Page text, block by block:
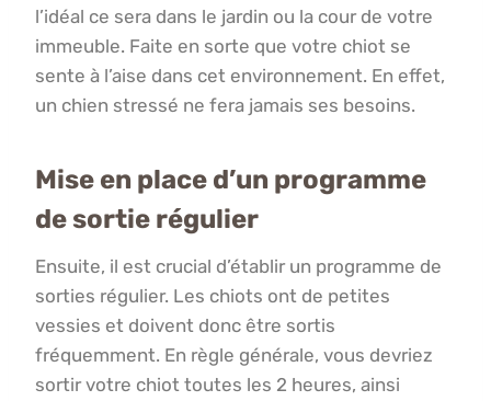
l’idéal ce sera dans le jardin ou la cour de votre
immeuble. Faite en sorte que votre chiot se
sente à l’aise dans cet environnement. En effet,
un chien stressé ne fera jamais ses besoins.
Mise en place d’un programme
de sortie régulier
Ensuite, il est crucial d’établir un programme de
sorties régulier. Les chiots ont de petites
vessies et doivent donc être sortis
fréquemment. En règle générale, vous devriez
sortir votre chiot toutes les 2 heures, ainsi